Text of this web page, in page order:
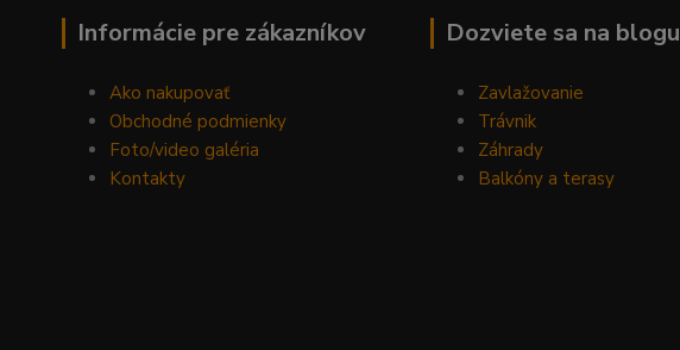
Informácie pre zákazníkov
Ako nakupovať
Obchodné podmienky
Foto/video galéria
Kontakty
Dozviete sa na blogu
Zavlažovanie
Trávnik
Záhrady
Balkóny a terasy